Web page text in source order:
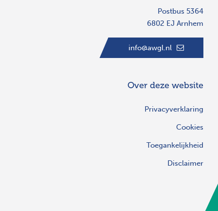
Postbus 5364
6802 EJ Arnhem
info@awgl.nl
Over deze website
Privacyverklaring
Cookies
Toegankelijkheid
Disclaimer